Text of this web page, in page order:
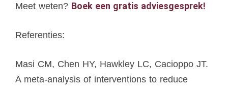
Meet weten? Boek een gratis adviesgesprek!
Referenties:
Masi CM, Chen HY, Hawkley LC, Cacioppo JT.
A meta-analysis of interventions to reduce